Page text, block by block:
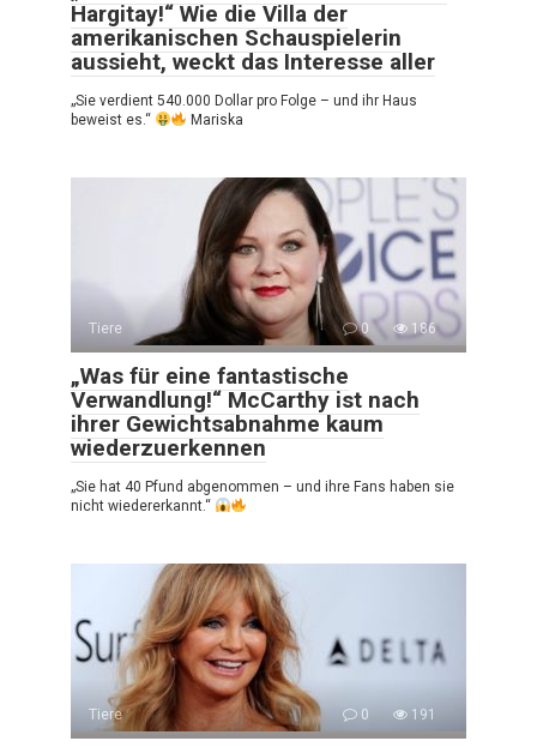
Hargitay!“ Wie die Villa der
amerikanischen Schauspielerin
aussieht, weckt das Interesse aller
„Sie verdient 540.000 Dollar pro Folge – und ihr Haus
beweist es.“
Mariska
Tiere 0 186
„Was für eine fantastische
Verwandlung!“ McCarthy ist nach
ihrer Gewichtsabnahme kaum
wiederzuerkennen
„Sie hat 40 Pfund abgenommen – und ihre Fans haben sie
nicht wiedererkannt.“
Tiere 0 191